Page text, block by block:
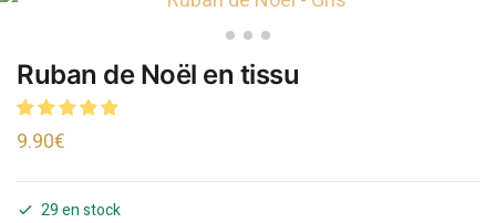
Ruban de Noël en tissu
9.90€
29 en stock